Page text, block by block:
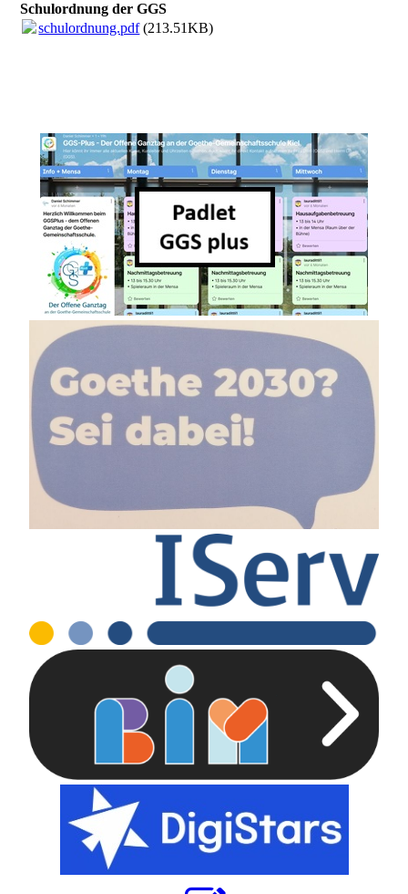
Schulordnung der GGS
schulordnung.pdf(213.51KB)